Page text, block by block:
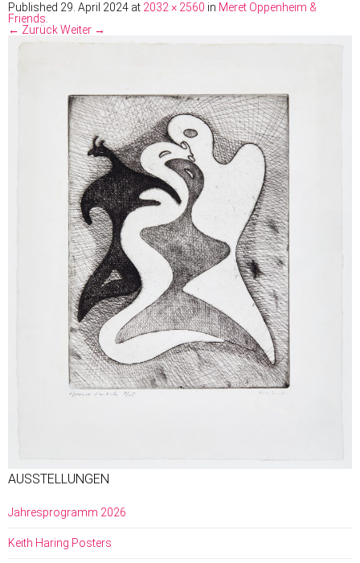
Published 29. April 2024 at 2032 × 2560 in Meret Oppenheim &
Friends.
← ZurückWeiter →
AUSSTELLUNGEN
Jahresprogramm 2026
Keith Haring Posters